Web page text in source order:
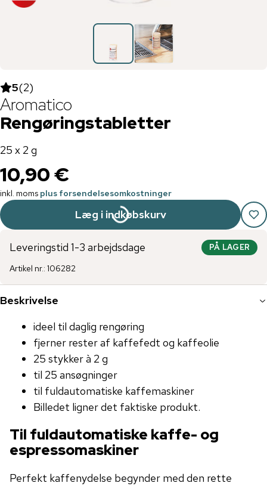
5(2)
Aromatico
Rengøringstabletter
25 x 2 g
10,90 €
inkl. moms plus forsendelsesomkostninger
Læg i indkøbskurv
Leveringstid 1-3 arbejdsdage PÅ LAGER
Artikel nr.: 106282
Beskrivelse
ideel til daglig rengøring
fjerner rester af kaffefedt og kaffeolie
25 stykker à 2 g
til 25 ansøgninger
til fuldautomatiske kaffemaskiner
Billedet ligner det faktiske produkt.
Til fuldautomatiske kaffe- og
espressomaskiner
Perfekt kaffenydelse begynder med den rette